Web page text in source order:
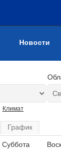
Новости
Климат
График
Суббота